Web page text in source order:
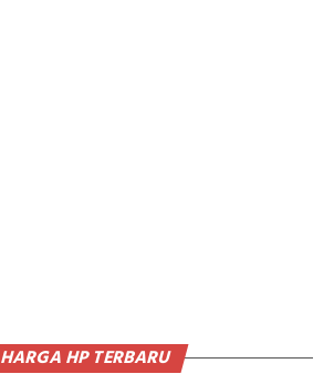
HARGA HP TERBARU